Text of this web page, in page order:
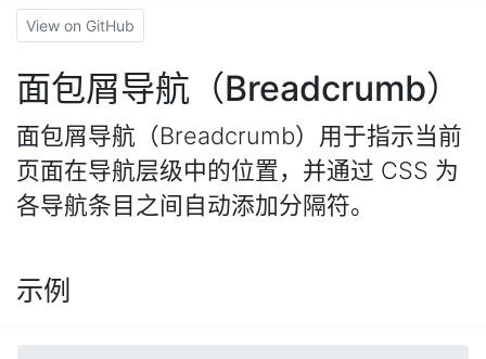
View on GitHub
面包屑导航（Breadcrumb）
面包屑导航（Breadcrumb）用于指示当前
页面在导航层级中的位置，并通过 CSS 为
各导航条目之间自动添加分隔符。
示例